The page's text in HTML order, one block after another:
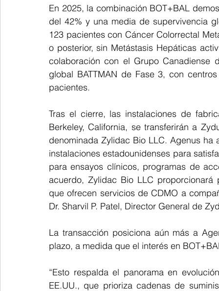
En 2025, la combinación BOT+BAL
del 42% y una media de supervivencia
123 pacientes con Cáncer Colorrectal
o posterior, sin Metástasis Hepáticas
colaboración con el Grupo Canadiense
global BATTMAN de Fase 3, con
pacientes.
Tras el cierre, las instalaciones de
Berkeley, California, se transferirán a
denominada Zylidac Bio LLC. Agenus
instalaciones estadounidenses para
para ensayos clínicos, programas de
acuerdo, Zylidac Bio LLC
que ofrecen servicios de CDMO a
Dr. Sharvil P. Patel, Director General de
La transacción posiciona aún más a
plazo, a medida que el interés en
“Esto respalda el panorama en
EE.UU., que prioriza cadenas de